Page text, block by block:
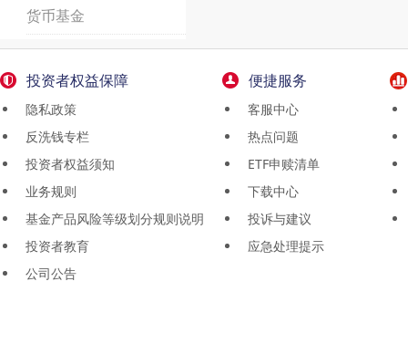
货币基金
投资者权益保障
隐私政策
反洗钱专栏
投资者权益须知
业务规则
基金产品风险等级划分规则说明
投资者教育
公司公告
便捷服务
客服中心
热点问题
ETF申赎清单
下载中心
投诉与建议
应急处理提示